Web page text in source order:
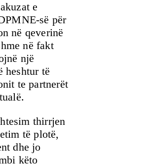
e
së për
në qeverinë
në fakt
një
heshtur të
te partnerët
thirrjen
të plotë,
dhe jo
këto